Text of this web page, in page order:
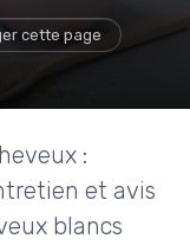
cette page
:
et avis
blancs